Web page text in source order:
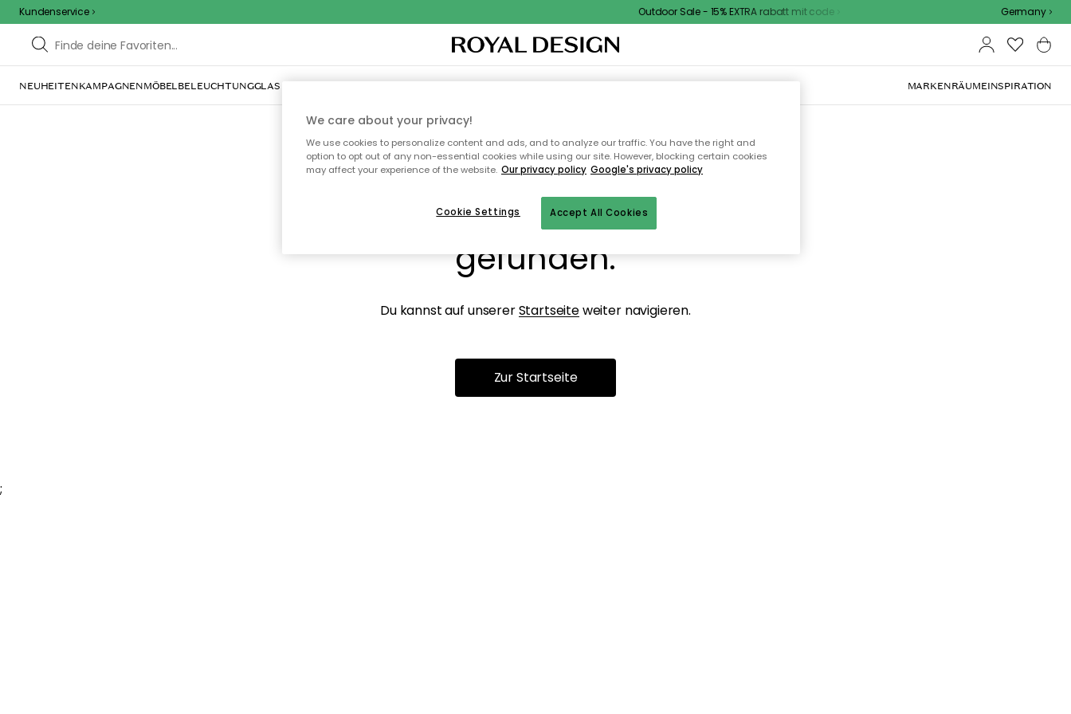
Kundenservice Outdoor Sale - 15% EXTRA rabatt mit code Germany
NEUHEITENKAMPAGNENMÖBELBELEUCHTUNGGLAS & GESCHIRRINNENEINRICHTUNGTEXTILIEN & TEPPICHEKÜCHEAUFBEWAHRUNGOUTDOOR-MÖBEL MARKENRÄUMEINSPIRATION
Ooops, die Seite wurde nicht
gefunden.
Du kannst auf unsererStartseiteweiter navigieren.
Zur Startseite
;
We care about your privacy!
We use cookies to personalize content and ads, and to analyze our traffic. You have the right and
option to opt out of any non-essential cookies while using our site. However, blocking certain cookies
may affect your experience of the website. Our privacy policy Google's privacy policy
Accept All Cookies
Cookie Settings